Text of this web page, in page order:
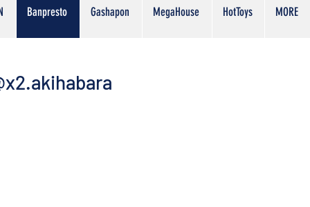
Banpresto Gashapon MegaHouse HotToys MORE